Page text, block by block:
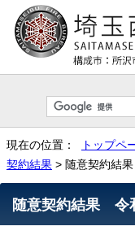
現在の位置： トップペ
契約結果 > 随意契約結
随意契約結果 令